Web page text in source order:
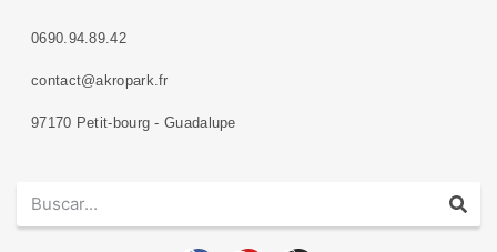
0690.94.89.42
contact@akropark.fr
97170 Petit-bourg - Guadalupe